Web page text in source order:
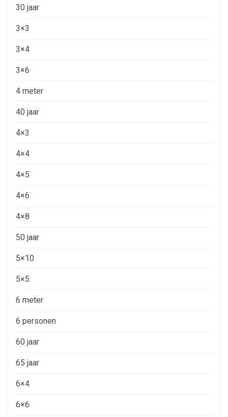
30 jaar
3×3
3×4
3×6
4 meter
40 jaar
4×3
4×4
4×5
4×6
4×8
50 jaar
5×10
5×5
6 meter
6 personen
60 jaar
65 jaar
6×4
6×6